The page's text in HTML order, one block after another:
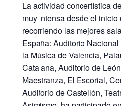
La actividad concertística
muy intensa desde el inicio
recorriendo las mejores
España: Auditorio
la Música de Valencia,
Catalana, Auditorio de
Maestranza, El Escorial,
Auditorio de Castellón,